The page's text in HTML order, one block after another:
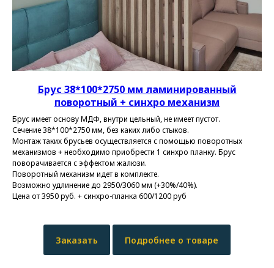
Брус 38*100*2750 мм ламинированный
поворотный + синхро механизм
Брус имеет основу МДФ, внутри цельный, не имеет пустот.
Сечение 38*100*2750 мм, без каких либо стыков.
Монтаж таких брусьев осуществляется с помощью поворотных
механизмов + необходимо приобрести 1 синхро планку. Брус
поворачивается с эффектом жалюзи.
Поворотный механизм идет в комплекте.
Возможно удлинение до 2950/3060 мм (+30%/40%).
Цена от 3950 руб. + синхро-планка 600/1200 руб
Заказать Подробнее о товаре